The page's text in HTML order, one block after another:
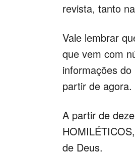
revista, tanto
Vale lembrar
que vem com
informações
partir de agora.
A partir de
de Deus.